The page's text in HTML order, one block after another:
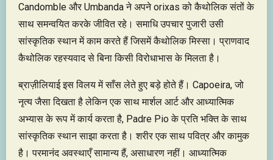
Candomble और Umbanda ने अपने orixas को कैथोलिक संतों के
साथ समन्वयित करके जीवित रहे। समाधि उपचार पुजारी उसी
सांस्कृतिक स्थान में काम करते हैं जिसमें कैथोलिक मिस्सा। प्राणवाद
कैथोलिक रहस्यवाद से बिना किसी विरोधाभास के मिलता है।
ब्राज़ीलियाई इस विलय में साँस लेते हुए बड़े होते हैं। Capoeira, जो
नृत्य जैसा दिखता है लेकिन एक साथ मार्शल आर्ट और आध्यात्मिक
अभ्यास के रूप में कार्य करता है, Padre Pio के प्रति भक्ति के साथ
सांस्कृतिक स्थान साझा करता है। शरीर एक साथ पवित्र और कामुक
है। परमानंद अवस्थाएँ सामान्य हैं, असाधारण नहीं। आध्यात्मिक